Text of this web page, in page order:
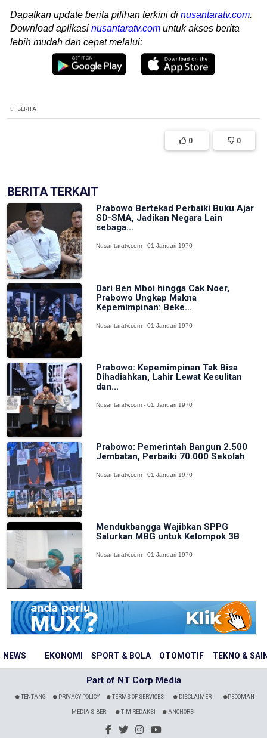
NEWS EKONOMI SPORT & BOLA OTOMOTIF TEKNO &
Dapatkan update berita pilihan terkini di nusantaratv.com.
Download aplikasi nusantaratv.com untuk akses berita
lebih mudah dan cepat melalui:
BERITA
0 0
BERITA TERKAIT
Prabowo Bertekad Perbaiki Buku Ajar
SD-SMA, Jadikan Negara Lain
sebaga...
Nusantaratv.com - 01 Januari 1970
Dari Ben Mboi hingga Cak Noer,
Prabowo Ungkap Makna
Kepemimpinan: Beke...
Nusantaratv.com - 01 Januari 1970
Prabowo: Kepemimpinan Tak Bisa
Dihadiahkan, Lahir Lewat Kesulitan
dan...
Nusantaratv.com - 01 Januari 1970
Prabowo: Pemerintah Bangun 2.500
Jembatan, Perbaiki 70.000 Sekolah
Nusantaratv.com - 01 Januari 1970
Mendukbangga Wajibkan SPPG
Salurkan MBG untuk Kelompok 3B
Nusantaratv.com - 01 Januari 1970
Part of NT Corp Media
TENTANG PRIVACY POLICY TERMS OF SERVICES DISCLAIMER PEDOMAN
MEDIA SIBER TIM REDAKSI ANCHORS